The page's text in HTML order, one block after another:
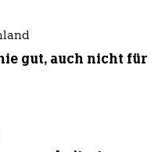
gut, auch nicht für